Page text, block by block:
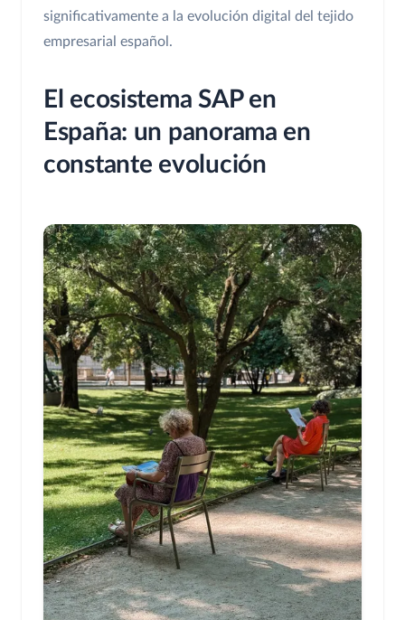
significativamente a la evolución digital del tejido
empresarial español.
El ecosistema SAP en
España: un panorama en
constante evolución